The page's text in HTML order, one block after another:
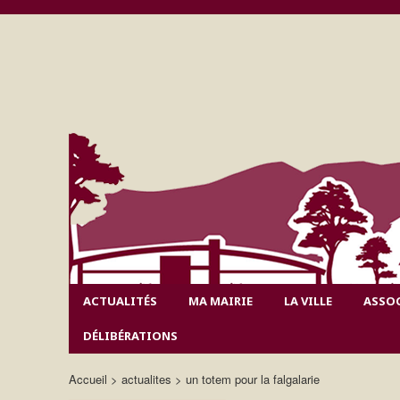
ACTUALITÉS MA MAIRIE LA VILLE
DÉLIBÉRATIONS
Accueil actualites un totem pour la falgalarie